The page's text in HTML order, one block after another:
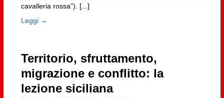
cavalleria rossa”). [...]
Leggi →
Territorio, sfruttamento,
migrazione e conflitto: la
lezione siciliana